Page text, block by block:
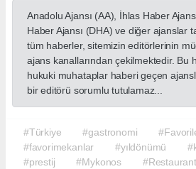
Anadolu Ajansı (AA), İhlas Haber
Haber Ajansı (DHA) ve diğer ajanslar
tüm haberler, sitemizin editörlerinin
ajans kanallarından çekilmektedir. Bu
hukuki muhataplar haberi geçen
bir editörü sorumlu tutulamaz...
#Türkiye #gastronomi
#favorimekanlar
#yıldönümü
#prestij
#Mykonos #Restaurant